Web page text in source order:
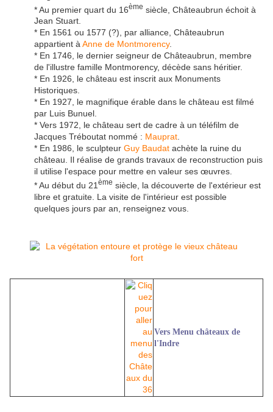
* Au premier quart du 16ème siècle, Châteaubrun échoit à
Jean Stuart.
* En 1561 ou 1577 (?), par alliance, Châteaubrun
appartient àAnne de Montmorency.
* En 1746, le dernier seigneur de Châteaubrun, membre
de l'illustre famille Montmorency, décède sans héritier.
* En 1926, le château est inscrit aux Monuments
Historiques.
* En 1927, le magnifique érable dans le château est filmé
par Luis Bunuel.
* Vers 1972, le château sert de cadre à un téléfilm de
Jacques Tréboutat nommé : Mauprat.
* En 1986, le sculpteur Guy Baudat achète la ruine du
château. Il réalise de grands travaux de reconstruction puis
il utilise l'espace pour mettre en valeur ses œuvres.
* Au début du 21 ème siècle, la découverte de l'extérieur est
libre et gratuite. La visite de l'intérieur est possible
quelques jours par an, renseignez vous.
Vers Menu châteaux de
l'Indre